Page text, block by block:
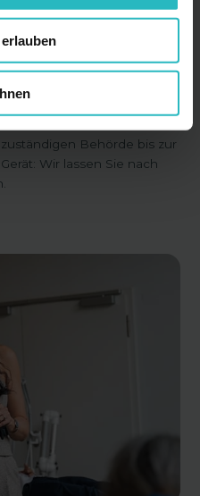
die Prüfung bei der
vor – inklusive der
Schulung hinaus
Behörde bis zur
Wir lassen Sie nach